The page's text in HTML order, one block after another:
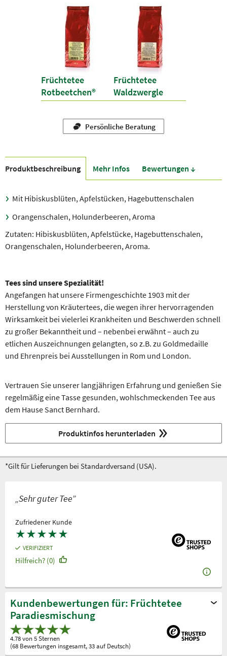
Früchtetee
Rotbeetchen®
Früchtetee
Waldzwergle
Persönliche Beratung
Produkt­beschreibung Mehr Infos Bewer­tungen ↓
Mit Hibiskusblüten, Apfelstücken, Hagebuttenschalen
Orangenschalen, Holunderbeeren, Aroma
Zutaten: Hibiskusblüten, Apfelstücke, Hagebuttenschalen,
Orangenschalen, Holunderbeeren, Aroma.
Tees sind unsere Spezialität!
Angefangen hat unsere Firmengeschichte 1903 mit der
Herstellung von Kräutertees, die wegen ihrer hervorragenden
Wirksamkeit bei vielerlei Krankheiten und Beschwerden schnell
zu großer Bekanntheit und – nebenbei erwähnt – auch zu
etlichen Auszeichnungen gelangten, so z.B. zu Goldmedaille
und Ehrenpreis bei Ausstellungen in Rom und London.
Vertrauen Sie unserer langjährigen Erfahrung und genießen Sie
regelmäßig eine Tasse gesunden, wohlschmeckenden Tee aus
dem Hause Sanct Bernhard.
Produktinfos herunterladen
*Gilt für Lieferungen bei Standardversand (USA).
„Sehr guter Tee”
Zufriedener Kunde
★★★★★
VERIFIZIERT
Hilfreich? (0)
Kundenbewertungen für: Früchtetee
Paradiesmischung
4.78 von 5 Sternen
(68 Bewertungen insgesamt, 33 auf Deutsch)